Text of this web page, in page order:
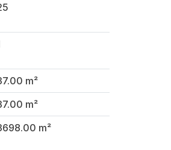
m²
m²
m²